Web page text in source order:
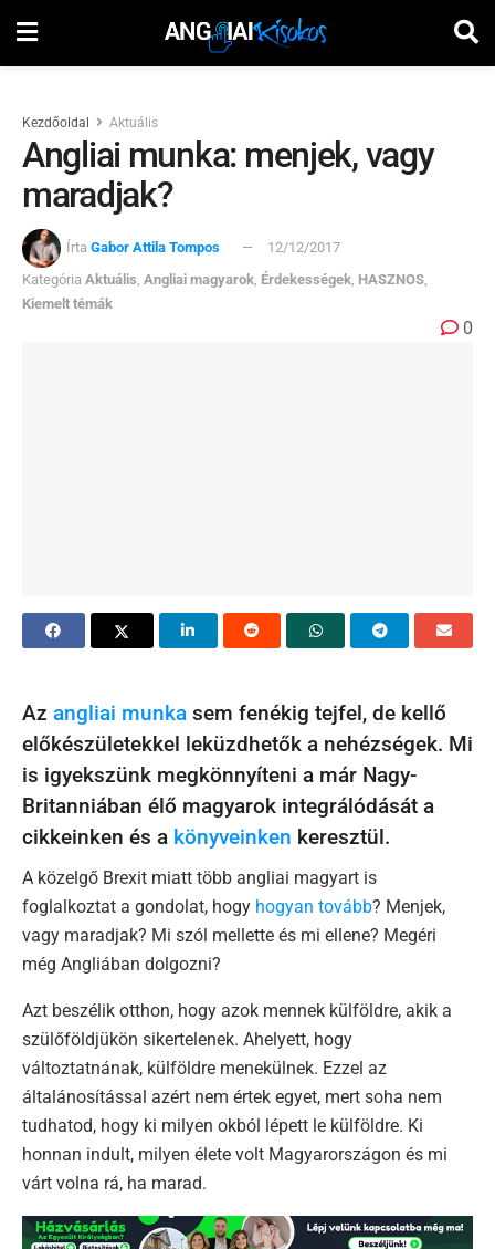
Kezdőoldal Aktuális
Angliai munka: menjek, vagy
maradjak?
Írta Gabor Attila Tompos
12/12/2017
Kategória Aktuális Angliai magyarok Érdekességek HASZNOS
Kiemelt témák
0
Az angliai munka sem fenékig tejfel, de kellő
előkészületekkel leküzdhetők a nehézségek. Mi
is igyekszünk megkönnyíteni a már Nagy-
Britanniában élő magyarok integrálódását a
cikkeinken és a könyveinken keresztül.
A közelgő Brexit miatt több angliai magyart is
foglalkoztat a gondolat, hogy hogyan tovább? Menjek,
vagy maradjak? Mi szól mellette és mi ellene? Megéri
még Angliában dolgozni?
Azt beszélik otthon, hogy azok mennek külföldre, akik a
szülőföldjükön sikertelenek. Ahelyett, hogy
változtatnának, külföldre menekülnek. Ezzel az
általánosítással azért nem értek egyet, mert soha nem
tudhatod, hogy ki milyen okból lépett le külföldre. Ki
honnan indult, milyen élete volt Magyarországon és mi
várt volna rá, ha marad.